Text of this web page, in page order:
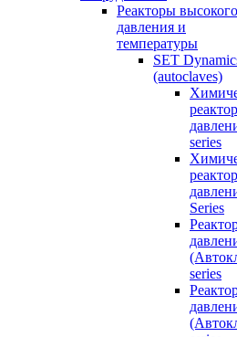
Реакторы высокого
давления и
температуры
SET
(autoclaves)
series
Series
series